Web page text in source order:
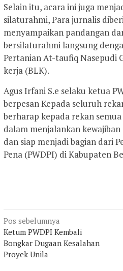
Selain itu, acara ini juga
silaturahmi, Para jurnalis
menyampaikan pandangan
bersilaturahmi langsung
Pertanian At-taufiq Nasepudi
kerja (BLK).
Agus Irfani S.e selaku ketua
berpesan Kepada seluruh
berharap kepada rekan
dalam menjalankan kewajiban
dan siap menjadi bagian dari
Pena (PWDPI) di Kabupaten
Navigasi
pos
Pos sebelumnya
Ketum PWDPI Kembali
Bongkar Dugaan Kesalahan
Proyek Unila